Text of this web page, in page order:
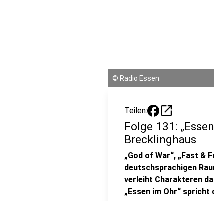
© Radio Essen
Teilen: open_in_new
Folge 131:
Brecklinghaus
„God of War“, „Fast &
deutschsprachigen
verleiht Charakteren
„Essen im Ohr“